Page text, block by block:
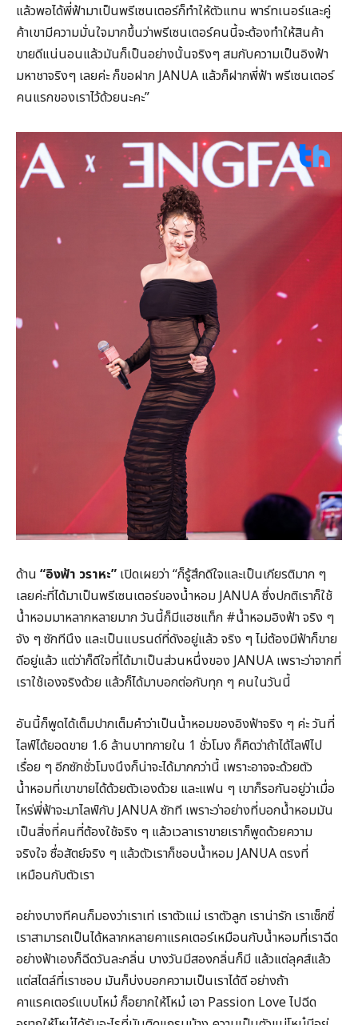
แล้วพอได้พี่ฟ้ามาเป็นพรีเซนเตอร์ก็ทำให้ตัวแทน พาร์ทเนอร์และคู่
ค้าเขามีความมั่นใจมากขึ้นว่าพรีเซนเตอร์คนนี้จะต้องทำให้สินค้า
ขายดีแน่นอนแล้วมันก็เป็นอย่างนั้นจริงๆ สมกับความเป็นอิงฟ้า
มหาชาจริงๆ เลยค่ะ ก็ขอฝาก JANUA แล้วก็ฝากพี่ฟ้า พรีเซนเตอร์
คนแรกของเราไว้ด้วยนะคะ”
ด้าน “อิงฟ้า วราหะ” เปิดเผยว่า “ก็รู้สึกดีใจและเป็นเกียรติมาก ๆ
เลยค่ะที่ได้มาเป็นพรีเซนเตอร์ของน้ำหอม JANUA ซึ่งปกติเราก็ใช้
น้ำหอมมาหลากหลายมาก วันนี้ก็มีแฮชแท็ก #น้ำหอมอิงฟ้าจริง ๆ
จัง ๆ ซักทีนึง และเป็นแบรนด์ที่ดังอยู่แล้ว จริง ๆ ไม่ต้องมีฟ้าก็ขาย
ดีอยู่แล้ว แต่ว่าก็ดีใจที่ได้มาเป็นส่วนหนึ่งของ JANUA เพราะว่าจากที่
เราใช้เองจริงด้วย แล้วก็ได้มาบอกต่อกับทุก ๆ คนในวันนี้
อันนี้ก็พูดได้เต็มปากเต็มคำว่าเป็นน้ำหอมของอิงฟ้าจริง ๆ ค่ะ วันที่
ไลฟ์ได้ยอดขาย 1.6 ล้านบาทภายใน 1 ชั่วโมง ก็คิดว่าถ้าได้ไลฟ์ไป
เรื่อย ๆ อีกซักชั่วโมงนึงก็น่าจะได้มากกว่านี้ เพราะอาจจะด้วยตัว
น้ำหอมที่เขาขายได้ด้วยตัวเองด้วย และแฟน ๆ เขาก็รอกันอยู่ว่าเมื่อ
ไหร่พี่ฟ้าจะมาไลฟ์กับ JANUA ซักที เพราะว่าอย่างที่บอกน้ำหอมมัน
เป็นสิ่งที่คนที่ต้องใช้จริง ๆ แล้วเวลาเราขายเราก็พูดด้วยความ
จริงใจ ซื่อสัตย์จริง ๆ แล้วตัวเราก็ชอบน้ำหอม JANUA ตรงที่
เหมือนกับตัวเรา
อย่างบางทีคนก็มองว่าเราเท่ เราตัวแม่ เราตัวลูก เราน่ารัก เราเซ็กซี่
เราสามารถเป็นได้หลากหลายคาแรคเตอร์เหมือนกับน้ำหอมที่เราฉีด
อย่างฟ้าเองก็ฉีดวันละกลิ่น บางวันมีสองกลิ่นก็มี แล้วแต่ลุคส์แล้ว
แต่สไตล์ที่เราชอบ มันก็บ่งบอกความเป็นเราได้ดี อย่างถ้า
คาแรคเตอร์แบบโหม๋ ก็อยากให้โหม๋ เอา Passion Love ไปฉีด